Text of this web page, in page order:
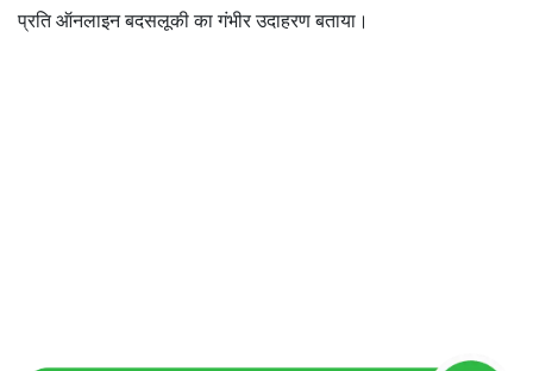
प्रति ऑनलाइन बदसलूकी का गंभीर उदाहरण बताया।